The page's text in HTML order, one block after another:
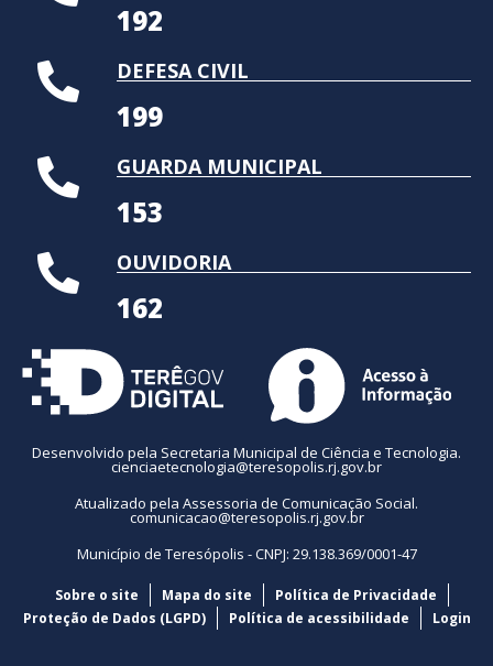
192
DEFESA CIVIL
199
GUARDA MUNICIPAL
153
OUVIDORIA
162
Desenvolvido pela Secretaria Municipal de Ciência e Tecnologia.
cienciaetecnologia@teresopolis.rj.gov.br
Atualizado pela Assessoria de Comunicação Social.
comunicacao@teresopolis.rj.gov.br
Município de Teresópolis - CNPJ: 29.138.369/0001-47
Sobre o site Mapa do site
Política de Privacidade
Proteção de Dados (LGPD)
Política de acessibilidade Login